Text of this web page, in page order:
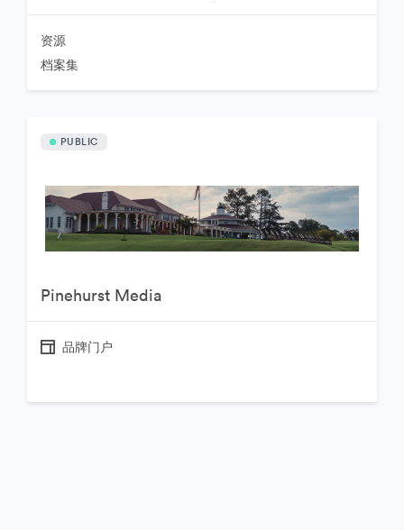
资源
档案集
PUBLIC
Pinehurst Media
品牌门户